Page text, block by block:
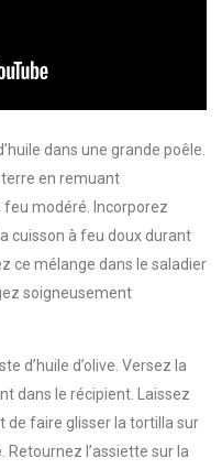
dans une grande poêle.
en remuant
modéré. Incorporez
cuisson à feu doux durant
ce mélange dans le saladier
soigneusement
d’huile d’olive. Versez la
dans le récipient. Laissez
de faire glisser la tortilla sur
Retournez l’assiette sur la